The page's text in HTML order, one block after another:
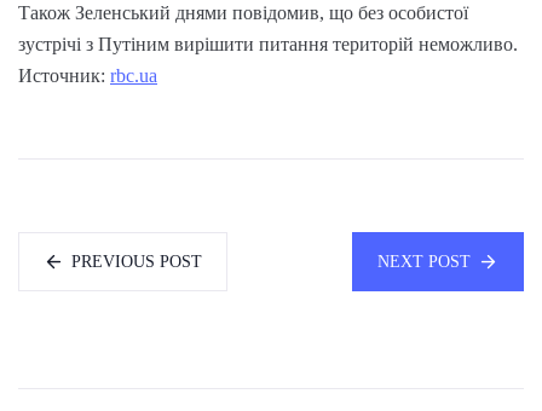
Також Зеленський днями повідомив, що без особистої
зустрічі з Путіним вирішити питання територій неможливо.
Источник: rbc.ua
PREVIOUS POST NEXT POST